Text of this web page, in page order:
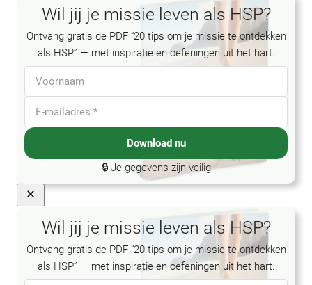
Wil jij je missie leven als HSP?
Ontvang gratis de PDF “20 tips om je missie te ontdekken
als HSP” — met inspiratie en oefeningen uit het hart.
Download nu
🔒 Je gegevens zijn veilig
Close
Wil jij je missie leven als HSP?
Ontvang gratis de PDF “20 tips om je missie te ontdekken
als HSP” — met inspiratie en oefeningen uit het hart.